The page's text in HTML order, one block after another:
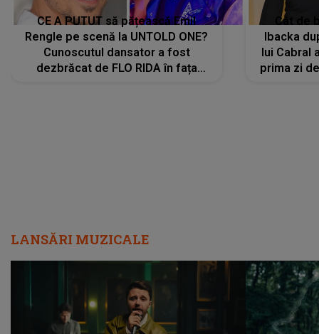
CE A PUTUT să pățească Emil
Rengle pe scenă la UNTOLD ONE?
Cunoscutul dansator a fost
dezbrăcat de FLO RIDA în fața
Cât de
Ibacka
lui Cabral
prima zi
LANSĂRI MUZICALE